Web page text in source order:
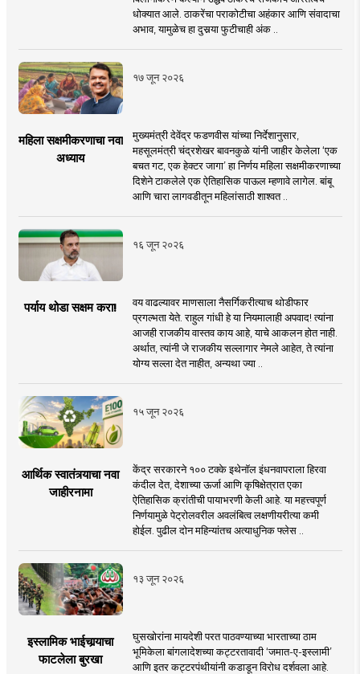
धोक्यात आले. ठाकरेंचा पराकोटीचा अहंकार आणि संवादाचा
अभाव, यामुळेच हा दुसर्‍या फुटीचाही अंक ..
१७ जून २०२६
महिला सक्षमीकरणाचा नवा
अध्याय
मुख्यमंत्री देवेंद्र फडणवीस यांच्या निर्देशानुसार,
महसूलमंत्री चंद्रशेखर बावनकुळे यांनी जाहीर केलेला ‘एक
बचत गट, एक हेक्टर जागा’ हा निर्णय महिला सक्षमीकरणाच्या
दिशेने टाकलेले एक ऐतिहासिक पाऊल म्हणावे लागेल. बांबू
आणि चारा लागवडीतून महिलांसाठी शाश्वत ..
१६ जून २०२६
पर्याय थोडा सक्षम करा!
वय वाढल्यावर माणसाला नैसर्गिकरीत्याच थोडीफार
प्रगल्भता येते. राहुल गांधी हे या नियमालाही अपवाद! त्यांना
आजही राजकीय वास्तव काय आहे, याचे आकलन होत नाही.
अर्थात, त्यांनी जे राजकीय सल्लागार नेमले आहेत, ते त्यांना
योग्य सल्ला देत नाहीत, अन्यथा ज्या ..
१५ जून २०२६
आर्थिक स्वातंत्र्याचा नवा
जाहीरनामा
केंद्र सरकारने १०० टक्के इथेनॉल इंधनवापराला हिरवा
कंदील देत, देशाच्या ऊर्जा आणि कृषिक्षेत्रात एका
ऐतिहासिक क्रांतीची पायाभरणी केली आहे. या महत्त्वपूर्ण
निर्णयामुळे पेट्रोलवरील अवलंबित्व लक्षणीयरीत्या कमी
होईल. पुढील दोन महिन्यांतच अत्याधुनिक फ्लेस ..
१३ जून २०२६
इस्लामिक भाईचार्‍याचा
फाटलेला बुरखा
घुसखोरांना मायदेशी परत पाठवण्याच्या भारताच्या ठाम
भूमिकेला बांगलादेशच्या कट्टरतावादी ‘जमात-ए-इस्लामी’
आणि इतर कट्टरपंथीयांनी कडाडून विरोध दर्शवला आहे.